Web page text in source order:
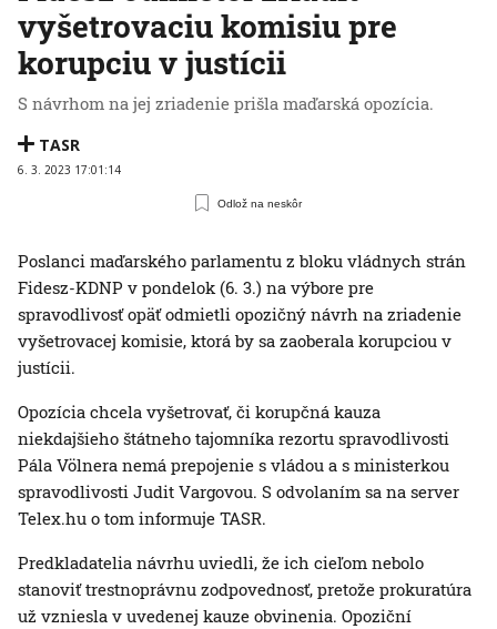
vyšetrovaciu komisiu pre
korupciu v justícii
S návrhom na jej zriadenie prišla maďarská opozícia.
TASR
6. 3. 2023 17:01:14
Odlož na neskôr
Poslanci maďarského parlamentu z bloku vládnych strán
Fidesz-KDNP v pondelok (6. 3.) na výbore pre
spravodlivosť opäť odmietli opozičný návrh na zriadenie
vyšetrovacej komisie, ktorá by sa zaoberala korupciou v
justícii.
Opozícia chcela vyšetrovať, či korupčná kauza
niekdajšieho štátneho tajomníka rezortu spravodlivosti
Pála Völnera nemá prepojenie s vládou a s ministerkou
spravodlivosti Judit Vargovou. S odvolaním sa na server
Telex.hu o tom informuje TASR.
Predkladatelia návrhu uviedli, že ich cieľom nebolo
stanoviť trestnoprávnu zodpovednosť, pretože prokuratúra
už vzniesla v uvedenej kauze obvinenia. Opoziční